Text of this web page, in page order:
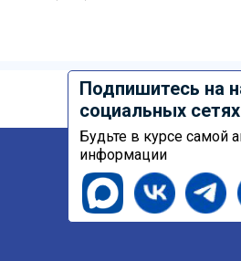
Подпишитесь на
социальных сетях
Будьте в курсе самой
информации